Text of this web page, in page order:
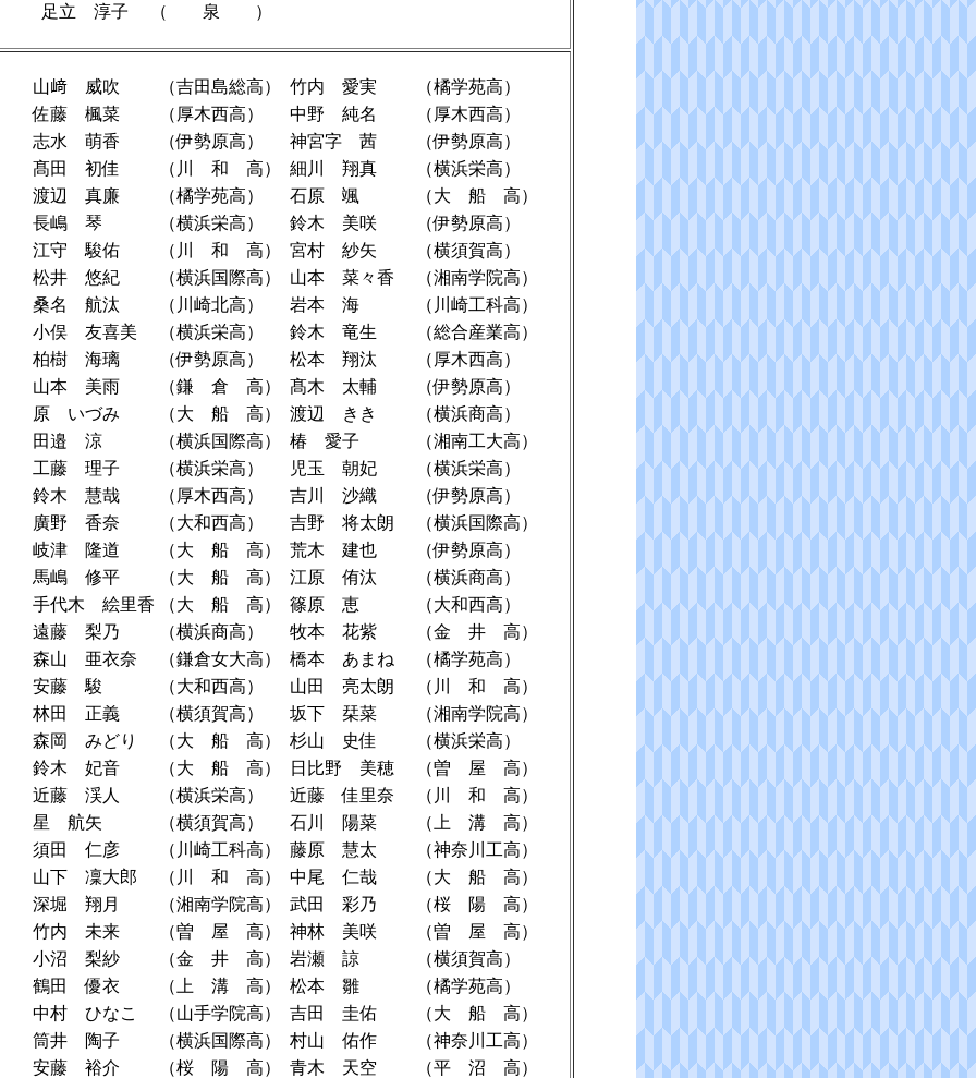
足立 淳子
（ 泉 ）
山﨑 威吹 （吉田島総高） 竹内 愛実
（橘学苑高）
佐藤 楓菜
（厚木西高） 中野 純名
（厚木西高）
志水 萌香
（伊勢原高） 神宮字 茜
（伊勢原高）
髙田 初佳
（川 和 高） 細川 翔真
（横浜栄高）
渡辺 真廉
（橘学苑高） 石原 颯
（大 船 高）
長嶋 琴
（横浜栄高） 鈴木 美咲
（伊勢原高）
江守 駿佑
（川 和 高） 宮村 紗矢
（横須賀高）
松井 悠紀
（横浜国際高） 山本 菜々香
（湘南学院高）
桑名 航汰
（川崎北高） 岩本 海
（川崎工科高）
小俣 友喜美
（横浜栄高） 鈴木 竜生
（総合産業高）
柏樹 海璃
（伊勢原高） 松本 翔汰
（厚木西高）
山本 美雨
（鎌 倉 高） 髙木 太輔
（伊勢原高）
原 いづみ
（大 船 高） 渡辺 きき
（横浜商高）
田邉 涼
（横浜国際高） 椿 愛子
（湘南工大高）
工藤 理子
（横浜栄高） 児玉 朝妃
（横浜栄高）
鈴木 慧哉
（厚木西高） 吉川 沙織
（伊勢原高）
廣野 香奈
（大和西高） 吉野 将太朗
（横浜国際高）
岐津 隆道
（大 船 高） 荒木 建也
（伊勢原高）
馬嶋 修平
（大 船 高） 江原 侑汰
（横浜商高）
手代木 絵里香
（大 船 高） 篠原 恵
（大和西高）
遠藤 梨乃
（横浜商高） 牧本 花紫
（金 井 高）
森山 亜衣奈
（鎌倉女大高） 橋本 あまね
（橘学苑高）
安藤 駿
（大和西高） 山田 亮太朗
（川 和 高）
林田 正義
（横須賀高） 坂下 栞菜
（湘南学院高）
森岡 みどり
（大 船 高） 杉山 史佳
（横浜栄高）
鈴木 妃音
（大 船 高） 日比野 美穂
（曽 屋 高）
近藤 渓人
（横浜栄高） 近藤 佳里奈
（川 和 高）
星 航矢
（横須賀高） 石川 陽菜
（上 溝 高）
須田 仁彦
（川崎工科高） 藤原 慧太
（神奈川工高）
山下 凜大郎
（川 和 高） 中尾 仁哉
（大 船 高）
深堀 翔月
（湘南学院高） 武田 彩乃
（桜 陽 高）
竹内 未来
（曽 屋 高） 神林 美咲
（曽 屋 高）
小沼 梨紗
（金 井 高） 岩瀬 諒
（横須賀高）
鶴田 優衣
（上 溝 高） 松本 雛
（橘学苑高）
中村 ひなこ
（山手学院高） 吉田 圭佑
（大 船 高）
筒井 陶子
（横浜国際高） 村山 佑作
（神奈川工高）
安藤 裕介
（桜 陽 高） 青木 天空
（平 沼 高）